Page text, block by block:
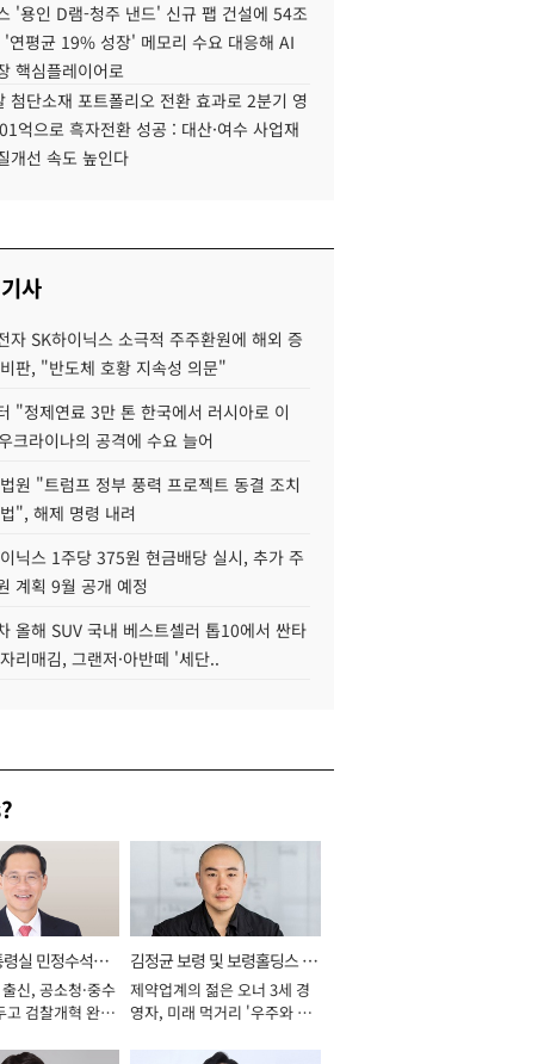
'용인 D램-청주 낸드' 신규 팹 건설에 54조
'연평균 19% 성장' 메모리 수요 대응해 AI
핵심플레이어로
첨단소재 포트폴리오 전환 효과로 2분기 영
억으로 흑자전환 성공 : 대산·여수 사업재
개선 속도 높인다
사
자 SK하이닉스 소극적 주주환원에 해외 증
판, "반도체 호황 지속성 의문"
"정제연료 3만 톤 한국에서 러시아로 이
크라이나의 공격에 수요 늘어
원 "트럼프 정부 풍력 프로젝트 동결 조치
", 해제 명령 내려
닉스 1주당 375원 현금배당 실시, 추가 주
계획 9월 공개 예정
올해 SUV 국내 베스트셀러 톱10에서 싼타
리매김, 그랜저·아반떼 '세단..
실 민정수석비
신, 공소청·중수
고 검찰개혁 완수
김정균 보령 및 보령홀딩스 대
표이사 사장
제약업계의 젊은 오너 3세 경
영자, 미래 먹거리 '우주와 헬